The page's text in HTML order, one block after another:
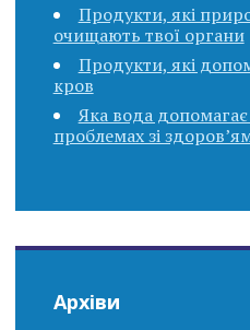
Продукти, які
очищають твої органи
Продукти, які
кров
Яка вода
проблемах зі
Архіви